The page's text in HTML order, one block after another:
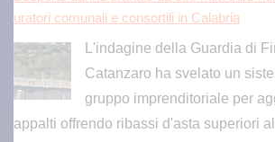
L'indagine della Guardia di
gruppo imprenditoriale per
appalti offrendo ribassi d'asta superiori al
Corte dei Conti scopre danno erariale da